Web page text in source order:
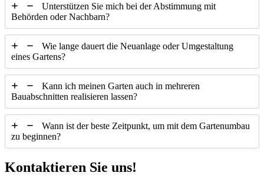
Unterstützen Sie mich bei der Abstimmung mit
Behörden oder Nachbarn?
Wie lange dauert die Neuanlage oder Umgestaltung
eines Gartens?
Kann ich meinen Garten auch in mehreren
Bauabschnitten realisieren lassen?
Wann ist der beste Zeitpunkt, um mit dem Gartenumbau
zu beginnen?
Kontaktieren Sie uns!